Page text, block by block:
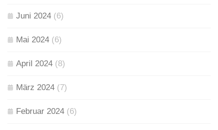
Juni 2024 (6)
Mai 2024 (6)
April 2024 (8)
März 2024 (7)
Februar 2024 (6)